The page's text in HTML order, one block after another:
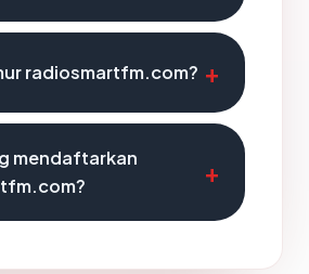
radiosmartfm.com?
mendaftarkan